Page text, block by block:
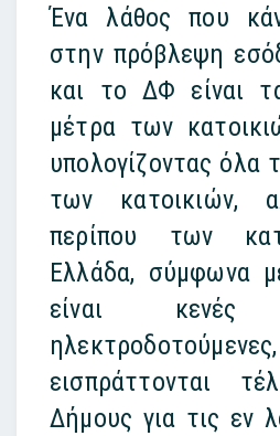
Ένα λάθος που
στην πρόβλεψη
και το ΔΦ είναι
μέτρα των
υπολογίζοντας όλα
των κατοικιών,
περίπου των
Ελλάδα, σύμφωνα
είναι
εισπράττονται
Δήμους για τις εν